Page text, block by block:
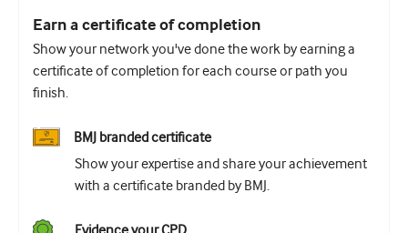
Earn a certificate of completion
Show your network you've done the work by earning a
certificate of completion for each course or path you
finish.
BMJ branded certificate
Show your expertise and share your achievement
with a certificate branded by BMJ.